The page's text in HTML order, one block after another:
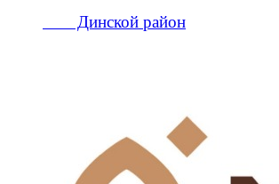
Динской район